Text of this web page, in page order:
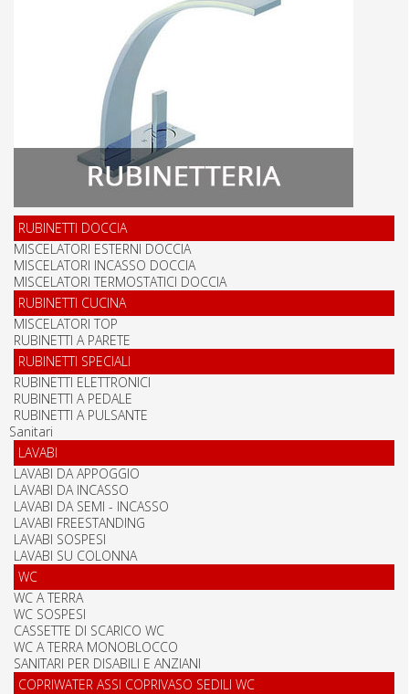
RUBINETTI DOCCIA
MISCELATORI ESTERNI DOCCIA
MISCELATORI INCASSO DOCCIA
MISCELATORI TERMOSTATICI DOCCIA
RUBINETTI CUCINA
MISCELATORI TOP
RUBINETTI A PARETE
RUBINETTI SPECIALI
RUBINETTI ELETTRONICI
RUBINETTI A PEDALE
RUBINETTI A PULSANTE
Sanitari
LAVABI
LAVABI DA APPOGGIO
LAVABI DA INCASSO
LAVABI DA SEMI - INCASSO
LAVABI FREESTANDING
LAVABI SOSPESI
LAVABI SU COLONNA
WC
WC A TERRA
WC SOSPESI
CASSETTE DI SCARICO WC
WC A TERRA MONOBLOCCO
SANITARI PER DISABILI E ANZIANI
COPRIWATER ASSI COPRIVASO SEDILI WC